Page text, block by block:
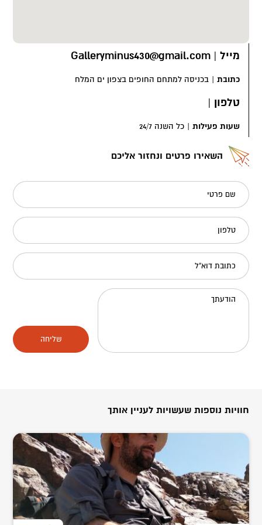
מייל |
Galleryminus430@gmail.com
כתובת | בכניסה למתחם החופים בצפון ים המלח
טלפון |
שעות פעילות | כל השנה 24/7
השאירו פרטים ונחזור אליכם
שם פרטי
טלפון
כתובת דוא"ל
הודעתך
שליחה
חוויות נוספות שעשויות לעניין אותך